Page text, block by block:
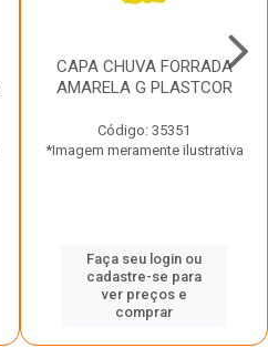
CAPA CHUVA FORRADA
AMARELA G PLASTCOR
Código: 35351
*Imagem meramente ilustrativa
Faça seu login ou
cadastre-se para
ver preços e
comprar